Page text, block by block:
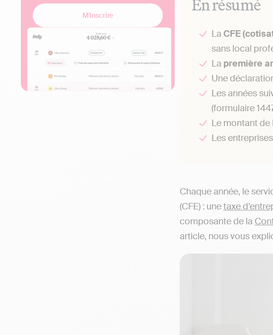
En résumé
La CFE
sans local
La première
Une
Les années
(formulaire
Le montant de
Les
Chaque année, le
(CFE) : unetaxe
composante de la
article, nous vous
M'inscrire